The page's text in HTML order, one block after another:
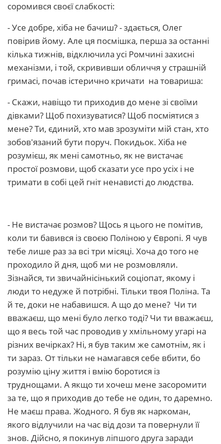
соромився своєї слабкості:
- Усе добре, хіба не бачиш? - здається, Олег
повірив йому. Але ця посмішка, перша за останні
кілька тижнів, відключила усі Ромчині захисні
механізми, і той, скрививши обличчя у страшній
гримасі, почав істерично кричати на товариша:
- Скажи, навіщо ти приходив до мене зі своїми
дівками? Щоб похизуватися? Щоб посміятися з
мене? Ти, єдиний, хто мав зрозуміти мій стан, хто
зобов'язаний бути поруч. Покидьок. Хіба не
розумієш, як мені самотньо, як не вистачає
простої розмови, щоб сказати усе про усіх і не
тримати в собі цей гніт ненависті до людства.
- Не вистачає розмов? Щось я цього не помітив,
коли ти бавився із своєю Поліною у Європі. Я чув
тебе лише раз за всі три місяці. Хоча до того не
проходило й дня, щоб ми не розмовляли.
Зізнайся, ти звичайнісінький соціопат, якому і
люди то недуже й потрібні. Тільки твоя Поліна. Та
й те, доки не набавишся. А що до мене? Чи ти
вважаєш, що мені було легко тоді? Чи ти вважаєш,
що я весь той час проводив у хмільному угарі на
різних вечірках? Ні, я був таким же самотнім, як і
ти зараз. От тільки не намагався себе вбити, бо
розумію ціну життя і вмію боротися із
труднощами. А якщо ти хочеш мене засоромити
за те, що я приходив до тебе не один, то даремно.
Не маєш права. Жодного. Я був як наркоман,
якого відлучили на час від дози та повернули її
знов. Дійсно, я покинув ліпшого друга заради